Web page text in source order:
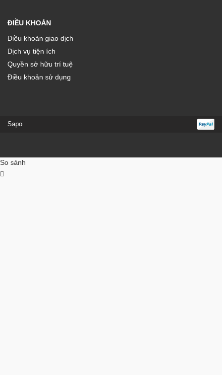
ĐIỀU KHOẢN
Điều khoản giao dịch
Dịch vụ tiện ích
Quyền sở hữu trí tuệ
Điều khoản sử dụng
Sapo
So sánh